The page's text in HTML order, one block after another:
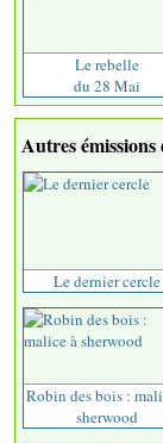
Le rebelle
du 28 Mai
Autres émissions
Le dernier cercle
Robin des bois :
sherwood